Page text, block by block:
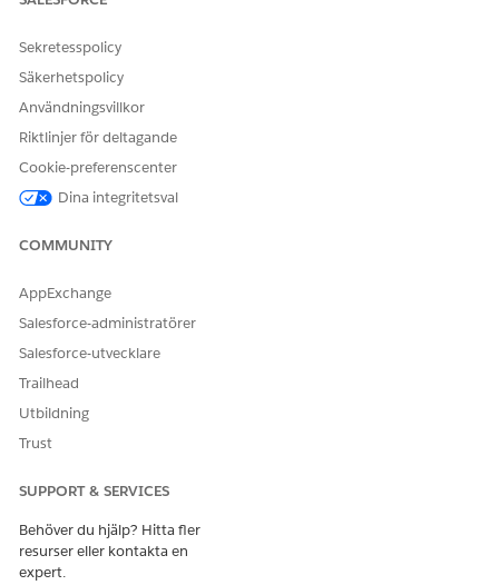
Skrivarnamn: Namn eller unik identifierare för skrivaren
Problemdetaljer: En detaljerad beskrivning av skrivarens
funktionsfel eller specifika problem som rapporteras.
Incidentlösning
Denna serviceprocess dirigerar incidenten till IT-supportkön
Denna mall inkluderar inga förkonfigurerade integreringar för
intag eller uppfyllande. Använd Flow Builder för att skapa
egna flöden med anslutare som definierar hur begäran samlas
Berätta för oss vad vi kan förbättra!
Sekretesspolicy
Säkerhetspolicy
Användningsvillkor
Riktlinjer för deltagande
Cookie-preferenscenter
Dina integritetsval
COMMUNITY
AppExchange
Salesforce-administratörer
Salesforce-utvecklare
Trailhead
Utbildning
Trust
SUPPORT & SERVICES
Behöver du hjälp? Hitta fler
resurser eller kontakta en
expert.